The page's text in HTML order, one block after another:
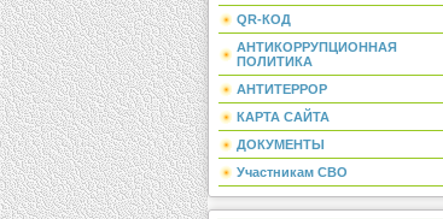
QR-КОД
АНТИКОРРУПЦИОННАЯ
ПОЛИТИКА
АНТИТЕРРОР
КАРТА САЙТА
ДОКУМЕНТЫ
Участникам СВО